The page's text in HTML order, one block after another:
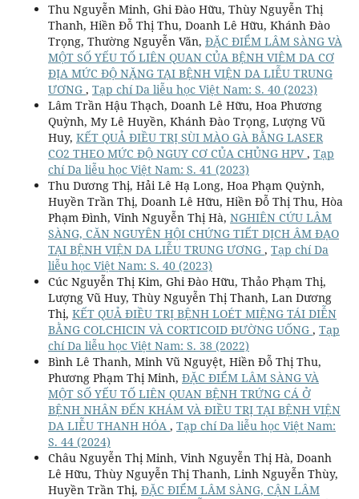
Thu Nguyễn Minh, Ghi Đào Hữu, Thùy Nguyễn Thị
Thanh, Hiền Đỗ Thị Thu, Doanh Lê Hữu, Khánh Đào
Trọng, Thường Nguyễn Văn, ĐẶC ĐIỂM LÂM SÀNG VÀ
MỘT SỐ YẾU TỐ LIÊN QUAN CỦA BỆNH VIÊM DA CƠ
ĐỊA MỨC ĐỘ NẶNG TẠI BỆNH VIỆN DA LIỄU TRUNG
ƯƠNG , Tạp chí Da liễu học Việt Nam: S. 40 (2023)
Lâm Trần Hậu Thạch, Doanh Lê Hữu, Hoa Phương
Quỳnh, My Lê Huyền, Khánh Đào Trọng, Lượng Vũ
Huy, KẾT QUẢ ĐIỀU TRỊ SÙI MÀO GÀ BẰNG LASER
CO2 THEO MỨC ĐỘ NGUY CƠ CỦA CHỦNG HPV, Tạp
chí Da liễu học Việt Nam: S. 41 (2023)
Thu Dương Thị, Hải Lê Hạ Long, Hoa Phạm Quỳnh,
Huyền Trần Thị, Doanh Lê Hữu, Hiền Đỗ Thị Thu, Hòa
Phạm Đình, Vinh Nguyễn Thị Hà, NGHIÊN CỨU LÂM
SÀNG, CĂN NGUYÊN HỘI CHỨNG TIẾT DỊCH ÂM ĐẠO
TẠI BỆNH VIỆN DA LIỄU TRUNG ƯƠNG , Tạp chí Da
liễu học Việt Nam: S. 40 (2023)
Cúc Nguyễn Thị Kim, Ghi Đào Hữu, Thảo Phạm Thị,
Lượng Vũ Huy, Thùy Nguyễn Thị Thanh, Lan Dương
Thị, KẾT QUẢ ĐIỀU TRỊ BỆNH LOÉT MIỆNG TÁI DIỄN
BẰNG COLCHICIN VÀ CORTICOID ĐƯỜNG UỐNG , Tạp
chí Da liễu học Việt Nam: S. 38 (2022)
Bình Lê Thanh, Minh Vũ Nguyệt, Hiền Đỗ Thị Thu,
Phương Phạm Thị Minh, ĐẶC ĐIỂM LÂM SÀNG VÀ
MỘT SỐ YẾU TỐ LIÊN QUAN BỆNH TRỨNG CÁ Ở
BỆNH NHÂN ĐẾN KHÁM VÀ ĐIỀU TRỊ TẠI BỆNH VIỆN
DA LIỄU THANH HÓA , Tạp chí Da liễu học Việt Nam:
S. 44 (2024)
Châu Nguyễn Thị Minh, Vinh Nguyễn Thị Hà, Doanh
Lê Hữu, Thùy Nguyễn Thị Thanh, Linh Nguyễn Thùy,
Huyền Trần Thị, ĐẶC ĐIỂM LÂM SÀNG, CẬN LÂM